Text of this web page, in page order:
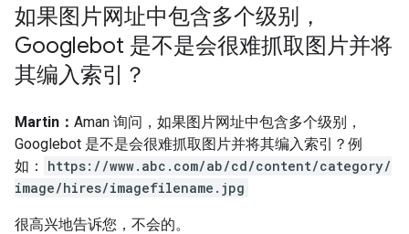
如果图片网址中包含多个级别，
Googlebot 是不是会很难抓取图片并将
其编入索引？
Martin： Aman 询问，如果图片网址中包含多个级别，
Googlebot 是不是会很难抓取图片并将其编入索引？例
如：
https://www.abc.com/ab/cd/content/category/
image/hires/imagefilename.jpg
很高兴地告诉您，不会的。